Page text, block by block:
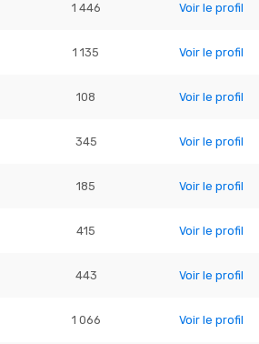
1 446 Voir le profil
1 135 Voir le profil
108 Voir le profil
345 Voir le profil
185 Voir le profil
415 Voir le profil
443 Voir le profil
1 066 Voir le profil